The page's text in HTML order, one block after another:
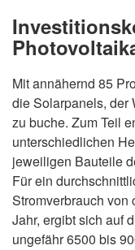
Mit annähernd 85
die Solarpanels, der
zu buche. Zum Teil
unterschiedlichen
jeweiligen Bauteile
Für ein
Stromverbrauch von
Jahr, ergibt sich auf
ungefähr 6500 bis